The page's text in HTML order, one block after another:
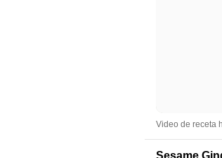
Video de receta
Sesame